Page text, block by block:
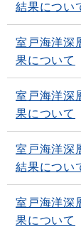
結果につい
室戸海洋深
果について
室戸海洋深
果について
室戸海洋深
結果につい
室戸海洋深
果について